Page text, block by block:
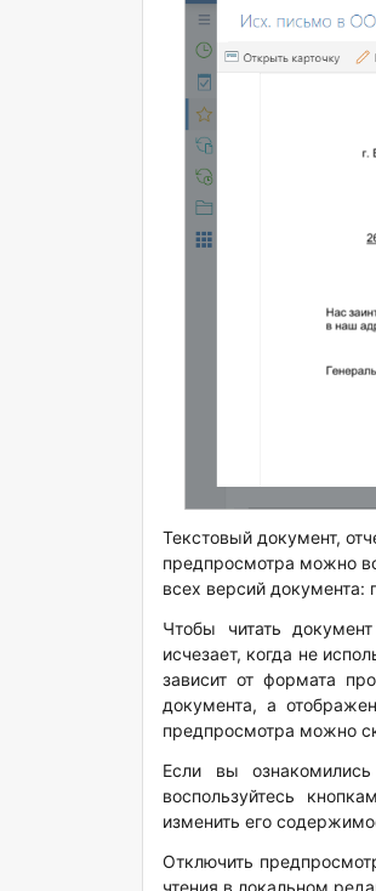
Текстовый документ,
предпросмотра можно
всех версий
Чтобы читать
исчезает, когда не
зависит от формата
документа, а
предпросмотра можно
Если вы
воспользуйтесь
изменить его
Отключить
чтения в локальном